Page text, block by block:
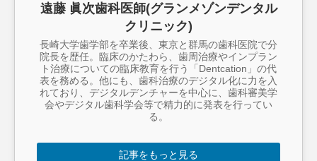
遠藤 眞次歯科医師(グランメゾンデンタル
クリニック)
長崎大学歯学部を卒業後、東京と群馬の歯科医院で分
院長を歴任。臨床のかたわら、歯周治療やインプラン
ト治療についての臨床教育を行う「Dentcation」の代
表を務める。他にも、歯科治療のデジタル化に力を入
れており、デジタルデンチャーを中心に、歯科審美学
会やデジタル歯科学会等で精力的に発表を行ってい
る。
記事をもっと見る